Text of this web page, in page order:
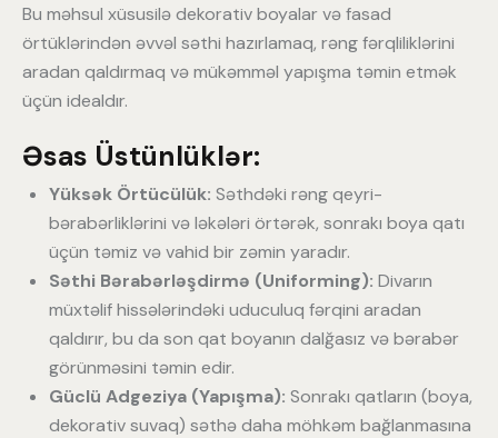
Bu məhsul xüsusilə dekorativ boyalar və fasad
örtüklərindən əvvəl səthi hazırlamaq, rəng fərqliliklərini
aradan qaldırmaq və mükəmməl yapışma təmin etmək
üçün idealdır.
Əsas Üstünlüklər:
Yüksək Örtücülük: Səthdəki rəng qeyri-
bərabərliklərini və ləkələri örtərək, sonrakı boya qatı
üçün təmiz və vahid bir zəmin yaradır.
Səthi Bərabərləşdirmə (Uniforming): Divarın
müxtəlif hissələrindəki uduculuq fərqini aradan
qaldırır, bu da son qat boyanın dalğasız və bərabər
görünməsini təmin edir.
Güclü Adgeziya (Yapışma): Sonrakı qatların (boya,
dekorativ suvaq) səthə daha möhkəm bağlanmasına